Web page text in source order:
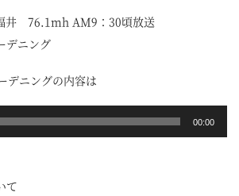
井 76.1mh AM9：30頃放送
デニング
デニングの内容は
00:00
て